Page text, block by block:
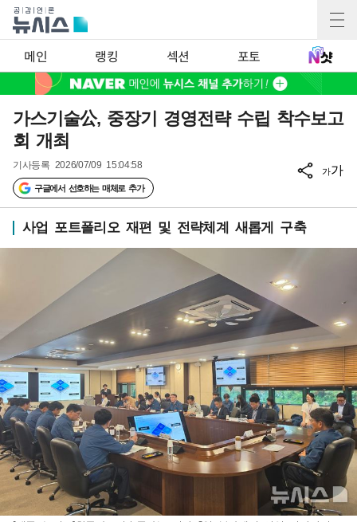
메인 랭킹 섹션 포토
가스기술公, 중장기 경영전략 수립 착수보고
회 개최
기사등록 2026/07/09 15:04:58
구글에서 선호하는 매체로 추가
가가
사업 포트폴리오 재편 및 전략체계 새롭게 구축